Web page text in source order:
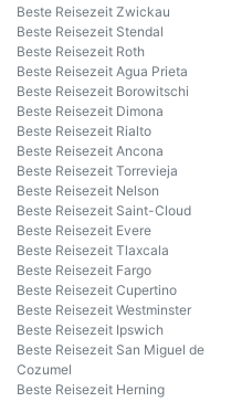
Beste Reisezeit Zwickau
Beste Reisezeit Stendal
Beste Reisezeit Roth
Beste Reisezeit Agua Prieta
Beste Reisezeit Borowitschi
Beste Reisezeit Dimona
Beste Reisezeit Rialto
Beste Reisezeit Ancona
Beste Reisezeit Torrevieja
Beste Reisezeit Nelson
Beste Reisezeit Saint-Cloud
Beste Reisezeit Evere
Beste Reisezeit Tlaxcala
Beste Reisezeit Fargo
Beste Reisezeit Cupertino
Beste Reisezeit Westminster
Beste Reisezeit Ipswich
Beste Reisezeit San Miguel de
Cozumel
Beste Reisezeit Herning